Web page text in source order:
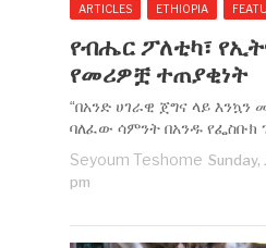
ARTICLES ETHIOPIA
የብሔር ፖለቲካ፣
የመሪዎቿ ተጠያቂነት
“በአንድ ሀገራዊ ጀግና ላይ እንኳን
ባለፈው ሳምንት በአንዱ የፌስቡክ
Seyoum Teshome Sunday,
pm